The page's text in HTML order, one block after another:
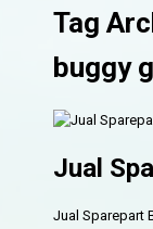
Tag
buggy
Jual
Jual Sparepart